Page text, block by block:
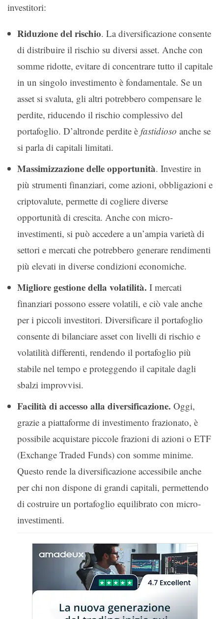
investitori:
Riduzione del rischio. La diversificazione consente
di distribuire il rischio su diversi asset. Anche con
somme ridotte, evitare di concentrare tutto il capitale
in un singolo investimento è fondamentale. Se un
asset si svaluta, gli altri potrebbero compensare le
perdite, riducendo il rischio complessivo del
portafoglio. D’altronde perdite è fastidioso anche se
si parla di capitali limitati.
Massimizzazione delle opportunità. Investire in
più strumenti finanziari, come azioni, obbligazioni e
criptovalute, permette di cogliere diverse
opportunità di crescita. Anche con micro-
investimenti, si può accedere a un’ampia varietà di
settori e mercati che potrebbero generare rendimenti
più elevati in diverse condizioni economiche.
Migliore gestione della volatilità. I mercati
finanziari possono essere volatili, e ciò vale anche
per i piccoli investitori. Diversificare il portafoglio
consente di bilanciare asset con livelli di rischio e
volatilità differenti, rendendo il portafoglio più
stabile nel tempo e proteggendo il capitale dagli
sbalzi improvvisi.
Facilità di accesso alla diversificazione. Oggi,
grazie a piattaforme di investimento frazionato, è
possibile acquistare piccole frazioni di azioni o ETF
(Exchange Traded Funds) con somme minime.
Questo rende la diversificazione accessibile anche
per chi non dispone di grandi capitali, permettendo
di costruire un portafoglio equilibrato con micro-
investimenti.